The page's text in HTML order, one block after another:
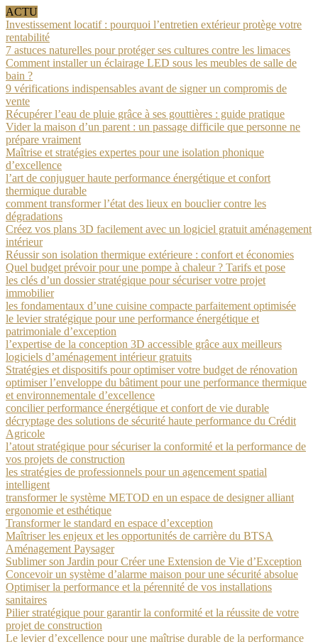
ACTU
Investissement locatif : pourquoi l’entretien extérieur protège votre
rentabilité
7 astuces naturelles pour protéger ses cultures contre les limaces
Comment installer un éclairage LED sous les meubles de salle de
bain ?
9 vérifications indispensables avant de signer un compromis de
vente
Récupérer l’eau de pluie grâce à ses gouttières : guide pratique
Vider la maison d’un parent : un passage difficile que personne ne
prépare vraiment
Maîtrise et stratégies expertes pour une isolation phonique
d’excellence
l’art de conjuguer haute performance énergétique et confort
thermique durable
comment transformer l’état des lieux en bouclier contre les
dégradations
Créez vos plans 3D facilement avec un logiciel gratuit aménagement
intérieur
Réussir son isolation thermique extérieure : confort et économies
Quel budget prévoir pour une pompe à chaleur ? Tarifs et pose
les clés d’un dossier stratégique pour sécuriser votre projet
immobilier
les fondamentaux d’une cuisine compacte parfaitement optimisée
le levier stratégique pour une performance énergétique et
patrimoniale d’exception
l’expertise de la conception 3D accessible grâce aux meilleurs
logiciels d’aménagement intérieur gratuits
Stratégies et dispositifs pour optimiser votre budget de rénovation
optimiser l’enveloppe du bâtiment pour une performance thermique
et environnementale d’excellence
concilier performance énergétique et confort de vie durable
décryptage des solutions de sécurité haute performance du Crédit
Agricole
l’atout stratégique pour sécuriser la conformité et la performance de
vos projets de construction
les stratégies de professionnels pour un agencement spatial
intelligent
transformer le système METOD en un espace de designer alliant
ergonomie et esthétique
Transformer le standard en espace d’exception
Maîtriser les enjeux et les opportunités de carrière du BTSA
Aménagement Paysager
Sublimer son Jardin pour Créer une Extension de Vie d’Exception
Concevoir un système d’alarme maison pour une sécurité absolue
Optimiser la performance et la pérennité de vos installations
sanitaires
Pilier stratégique pour garantir la conformité et la réussite de votre
projet de construction
Le levier d’excellence pour une maîtrise durable de la performance